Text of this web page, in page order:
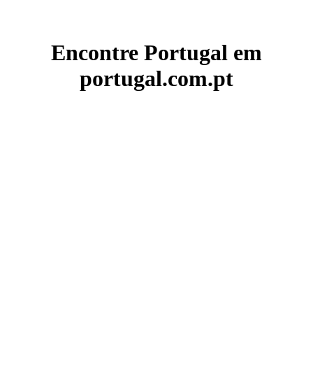
Encontre Portugal em
portugal.com.pt